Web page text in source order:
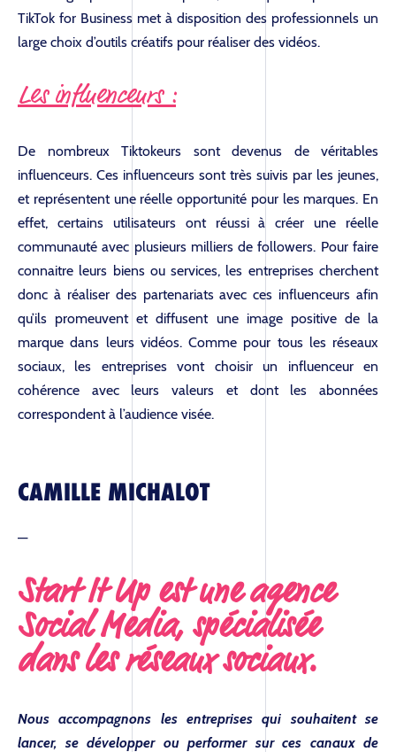
TikTok for Business met à disposition des professionnels un
large choix d’outils créatifs pour réaliser des vidéos.
Les influenceurs :
De nombreux Tiktokeurs sont devenus de véritables
influenceurs. Ces influenceurs sont très suivis par les jeunes,
et représentent une réelle opportunité pour les marques. En
effet, certains utilisateurs ont réussi à créer une réelle
communauté avec plusieurs milliers de followers. Pour faire
connaitre leurs biens ou services, les entreprises cherchent
donc à réaliser des partenariats avec ces influenceurs afin
qu’ils promeuvent et diffusent une image positive de la
marque dans leurs vidéos. Comme pour tous les réseaux
sociaux, les entreprises vont choisir un influenceur en
cohérence avec leurs valeurs et dont les abonnées
correspondent à l’audience visée.
CAMILLE MICHALOT
—
Start It Up est une agence
Social Media, spécialisée
dans les réseaux sociaux.
Nous accompagnons les entreprises qui souhaitent se
lancer, se développer ou performer sur ces canaux de
BLOG
RÉFÉRENCES
CONTACT